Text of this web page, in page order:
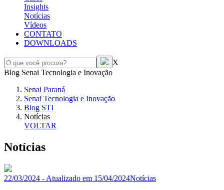
Insights
Notícias
Vídeos
CONTATO
DOWNLOADS
X
Blog Senai Tecnologia e Inovação
Senai Paraná
Senai Tecnologia e Inovação
Blog STI
Notícias
VOLTAR
Notícias
22/03/2024 - Atualizado em 15/04/2024Notícias